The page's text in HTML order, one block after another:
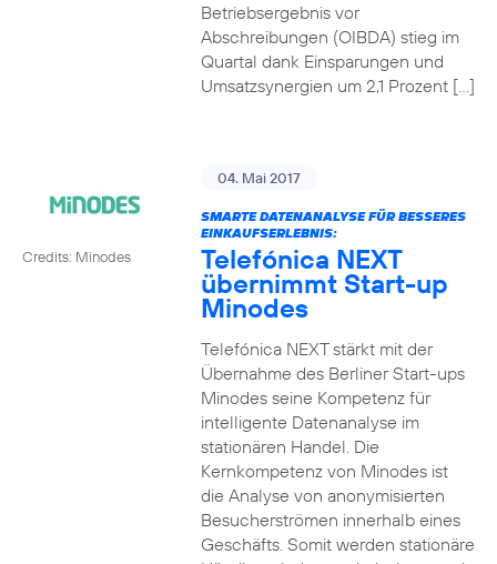
Betriebsergebnis vor
Abschreibungen (OIBDA) stieg im
Quartal dank Einsparungen und
Umsatzsynergien um 2,1 Prozent […]
Credits: Minodes
04. Mai 2017
SMARTE DATENANALYSE FÜR BESSERES
EINKAUFSERLEBNIS:
Telefónica NEXT
übernimmt Start-up
Minodes
Telefónica NEXT stärkt mit der
Übernahme des Berliner Start-ups
Minodes seine Kompetenz für
intelligente Datenanalyse im
stationären Handel. Die
Kernkompetenz von Minodes ist
die Analyse von anonymisierten
Besucherströmen innerhalb eines
Geschäfts. Somit werden stationäre